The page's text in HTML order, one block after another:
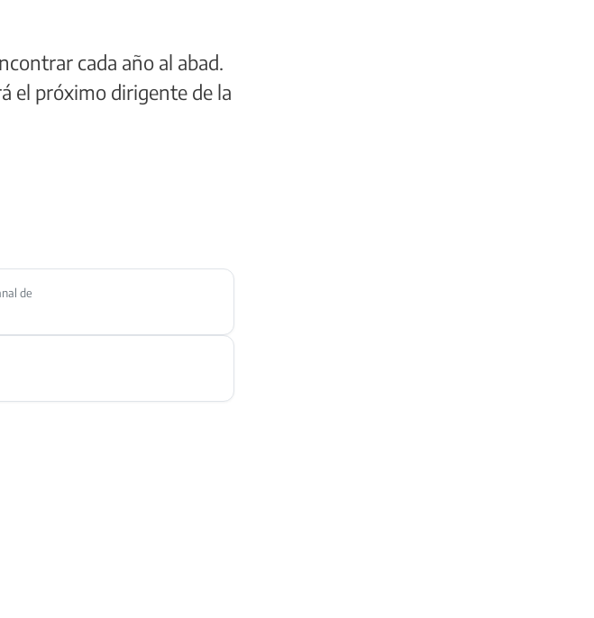
cada año al abad.
el próximo dirigente de la
de